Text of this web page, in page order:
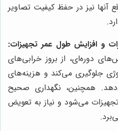
نیز در حفظ کیفیت تصاویر
و افزایش طول عمر تجهیزات:
دوره‌ای، از بروز خرابی‌های
جلوگیری می‌کند و هزینه‌های
همچنین، نگهداری صحیح
می‌شود و نیاز به تعویض